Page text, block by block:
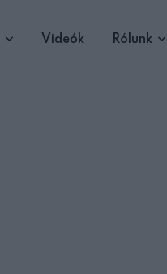
Videók Rólunk